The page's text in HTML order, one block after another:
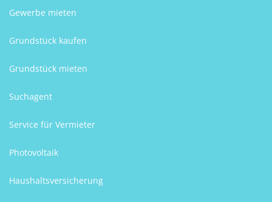
Gewerbe mieten
Grundstück kaufen
Grundstück mieten
Suchagent
Service für Vermieter
Photovoltaik
Haushaltsversicherung